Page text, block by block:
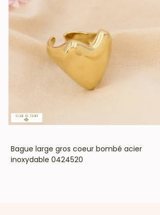
Bague large gros coeur bombé acier
inoxydable 0424520